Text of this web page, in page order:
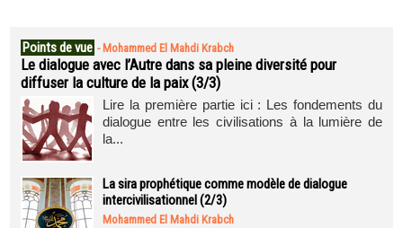
Points de vue - Mohammed El Mahdi Krabch
Le dialogue avec l’Autre dans sa pleine diversité pour
diffuser la culture de la paix (3/3)
Lire la première partie ici : Les fondements du
dialogue entre les civilisations à la lumière de
la...
La sira prophétique comme modèle de dialogue
intercivilisationnel (2/3)
Mohammed El Mahdi Krabch